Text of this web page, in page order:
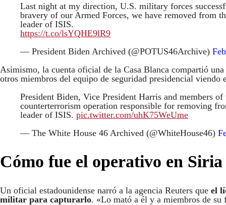
Last night at my direction, U.S. military forces
bravery of our Armed Forces, we have removed
leader of ISIS.
https://t.co/lsYQHE9lR9
— President Biden Archived (@POTUS46Archive)
Asimismo, la cuenta oficial de la Casa Blanca compartió
otros miembros del equipo de seguridad presidencial
President Biden, Vice President Harris and members
counterterrorism operation responsible for removing
leader of ISIS. pic.twitter.com/uhK75WeUme
— The White House 46 Archived (@WhiteHouse46)
Cómo fue el operativo en Siria
Un oficial estadounidense narró a la agencia Reuters que el
militar para capturarlo. «Lo mató a él y a miembros de